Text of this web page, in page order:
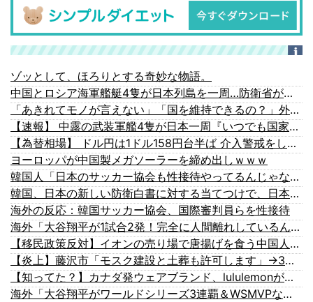
ゾッとして、ほろりとする奇妙な物語。
中国とロシア海軍艦艇4隻が日本列島を一周…防衛省が全航路を公開！
「あきれてモノが言えない」「国を維持できるの？」外国人の永住許可要件の厳格化で在日中国人の本音は？
【速報】 中露の武装軍艦4隻が日本一周『いつでも国家沈没させられるぞ』
【為替相場】 ドル円は1ドル158円台半ば 介入警戒をしつつ円売りが続行
ヨーロッパが中国製メガソーラーを締め出しｗｗｗ
韓国人「日本のサッカー協会も性接待やってるんじゃないですか？」
韓国、日本の新しい防衛白書に対する当てつけで、日本の制止も聞かず日本の領土で軍事訓練を強行
海外の反応：韓国サッカー協会、国際審判員らを性接待
海外「大谷翔平が1試合2発！完全に人間離れしているんだが…」
【移民政策反対】イオンの売り場で唐揚げを食う中国人の子供
【炎上】藤沢市「モスク建設と土葬も許可します」→3万人の反対署名も却下
【知ってた？】カナダ発ウェアブランド、lululemonが日本でオープン→店名は日本差別からできた？
海外「大谷翔平がワールドシリーズ3連覇＆WSMVPなら歴代何位？海外ファンの答えがこちら」